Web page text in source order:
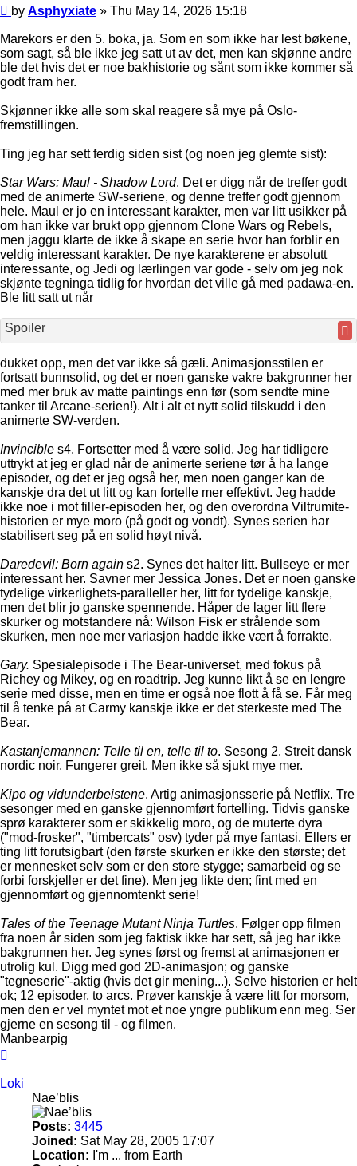
Post
by Asphyxiate » Thu May 14, 2026 15:18
Marekors er den 5. boka, ja. Som en som ikke har lest bøkene,
som sagt, så ble ikke jeg satt ut av det, men kan skjønne andre
ble det hvis det er noe bakhistorie og sånt som ikke kommer så
godt fram her.
Skjønner ikke alle som skal reagere så mye på Oslo-
fremstillingen.
Ting jeg har sett ferdig siden sist (og noen jeg glemte sist):
Star Wars: Maul - Shadow Lord. Det er digg når de treffer godt
med de animerte SW-seriene, og denne treffer godt gjennom
hele. Maul er jo en interessant karakter, men var litt usikker på
om han ikke var brukt opp gjennom Clone Wars og Rebels,
men jaggu klarte de ikke å skape en serie hvor han forblir en
veldig interessant karakter. De nye karakterene er absolutt
interessante, og Jedi og lærlingen var gode - selv om jeg nok
skjønte tegninga tidlig for hvordan det ville gå med padawa-en.
Ble litt satt ut når
Spoiler
dukket opp, men det var ikke så gæli. Animasjonsstilen er
fortsatt bunnsolid, og det er noen ganske vakre bakgrunner her
med mer bruk av matte paintings enn før (som sendte mine
tanker til Arcane-serien!). Alt i alt et nytt solid tilskudd i den
animerte SW-verden.
Invincible s4. Fortsetter med å være solid. Jeg har tidligere
uttrykt at jeg er glad når de animerte seriene tør å ha lange
episoder, og det er jeg også her, men noen ganger kan de
kanskje dra det ut litt og kan fortelle mer effektivt. Jeg hadde
ikke noe i mot filler-episoden her, og den overordna Viltrumite-
historien er mye moro (på godt og vondt). Synes serien har
stabilisert seg på en solid høyt nivå.
Daredevil: Born again s2. Synes det halter litt. Bullseye er mer
interessant her. Savner mer Jessica Jones. Det er noen ganske
tydelige virkerlighets-paralleller her, litt for tydelige kanskje,
men det blir jo ganske spennende. Håper de lager litt flere
skurker og motstandere nå: Wilson Fisk er strålende som
skurken, men noe mer variasjon hadde ikke vært å forrakte.
Gary. Spesialepisode i The Bear-universet, med fokus på
Richey og Mikey, og en roadtrip. Jeg kunne likt å se en lengre
serie med disse, men en time er også noe flott å få se. Får meg
til å tenke på at Carmy kanskje ikke er det sterkeste med The
Bear.
Kastanjemannen: Telle til en, telle til to. Sesong 2. Streit dansk
nordic noir. Fungerer greit. Men ikke så sjukt mye mer.
Kipo og vidunderbeistene. Artig animasjonsserie på Netflix. Tre
sesonger med en ganske gjennomført fortelling. Tidvis ganske
sprø karakterer som er skikkelig moro, og de muterte dyra
("mod-frosker", "timbercats" osv) tyder på mye fantasi. Ellers er
ting litt forutsigbart (den første skurken er ikke den største; det
er mennesket selv som er den store stygge; samarbeid og se
forbi forskjeller er det fine). Men jeg likte den; fint med en
gjennomført og gjennomtenkt serie!
Tales of the Teenage Mutant Ninja Turtles. Følger opp filmen
fra noen år siden som jeg faktisk ikke har sett, så jeg har ikke
bakgrunnen her. Jeg synes først og fremst at animasjonen er
utrolig kul. Digg med god 2D-animasjon; og ganske
"tegneserie"-aktig (hvis det gir mening...). Selve historien er helt
ok; 12 episoder, to arcs. Prøver kanskje å være litt for morsom,
men den er vel myntet mot et noe yngre publikum enn meg. Ser
gjerne en sesong til - og filmen.
Manbearpig
Loki
Nae’blis
Posts: 3445
Joined: Sat May 28, 2005 17:07
Location: I'm ... from Earth